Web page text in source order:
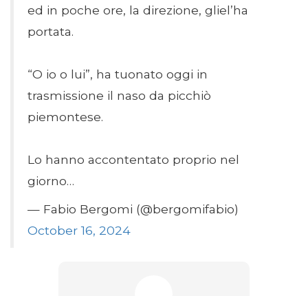
ed in poche ore, la direzione, gliel’ha
portata.
“O io o lui”, ha tuonato oggi in
trasmissione il naso da picchiò
piemontese.
Lo hanno accontentato proprio nel
giorno…
— Fabio Bergomi (@bergomifabio)
October 16, 2024